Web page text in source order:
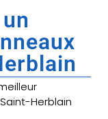
Herblain